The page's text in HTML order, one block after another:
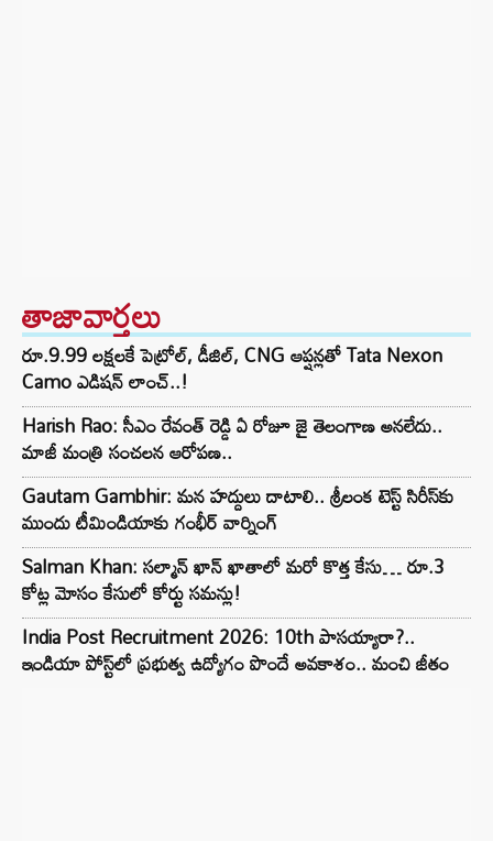
తాజావార్తలు
రూ.9.99 లక్షలకే పెట్రోల్, డీజిల్, CNG ఆప్షన్లతో Tata Nexon
Camo ఎడిషన్ లాంచ్..!
Harish Rao: సీఎం రేవంత్ రెడ్డి ఏ రోజూ జై తెలంగాణ అనలేదు..
మాజీ మంత్రి సంచలన ఆరోపణ..
Gautam Gambhir: మన హద్దులు దాటాలి.. శ్రీలంక టెస్ట్ సిరీస్‌కు
ముందు టీమిండియాకు గంభీర్ వార్నింగ్
Salman Khan: సల్మాన్ ఖాన్ ఖాతాలో మరో కొత్త కేసు… రూ.3
కోట్ల మోసం కేసులో కోర్టు సమన్లు!
India Post Recruitment 2026: 10th పాసయ్యారా?..
ఇండియా పోస్ట్‌లో ప్రభుత్వ ఉద్యోగం పొందే అవకాశం.. మంచి జీతం